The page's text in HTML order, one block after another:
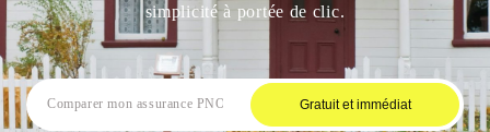
simplicité à portée de clic.
Gratuit et immédiat